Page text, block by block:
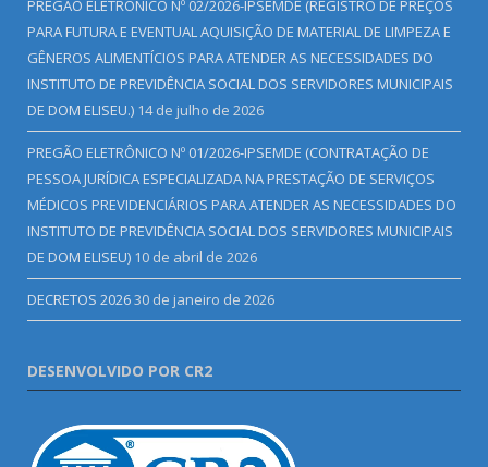
PREGÃO ELETRÔNICO Nº 02/2026-IPSEMDE (REGISTRO DE PREÇOS
PARA FUTURA E EVENTUAL AQUISIÇÃO DE MATERIAL DE LIMPEZA E
GÊNEROS ALIMENTÍCIOS PARA ATENDER AS NECESSIDADES DO
INSTITUTO DE PREVIDÊNCIA SOCIAL DOS SERVIDORES MUNICIPAIS
DE DOM ELISEU.) 14 de julho de 2026
PREGÃO ELETRÔNICO Nº 01/2026-IPSEMDE (CONTRATAÇÃO DE
PESSOA JURÍDICA ESPECIALIZADA NA PRESTAÇÃO DE SERVIÇOS
MÉDICOS PREVIDENCIÁRIOS PARA ATENDER AS NECESSIDADES DO
INSTITUTO DE PREVIDÊNCIA SOCIAL DOS SERVIDORES MUNICIPAIS
DE DOM ELISEU) 10 de abril de 2026
DECRETOS 202630 de janeiro de 2026
DESENVOLVIDO POR CR2